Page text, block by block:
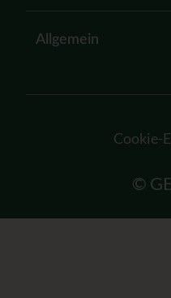
Allgemein
©
Cookie-